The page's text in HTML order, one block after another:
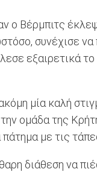
ο Βέρμπιτς
συνέχισε να
εξαιρετικά
μία καλή
ομάδα της
πάτημα με τις
διάθεση να